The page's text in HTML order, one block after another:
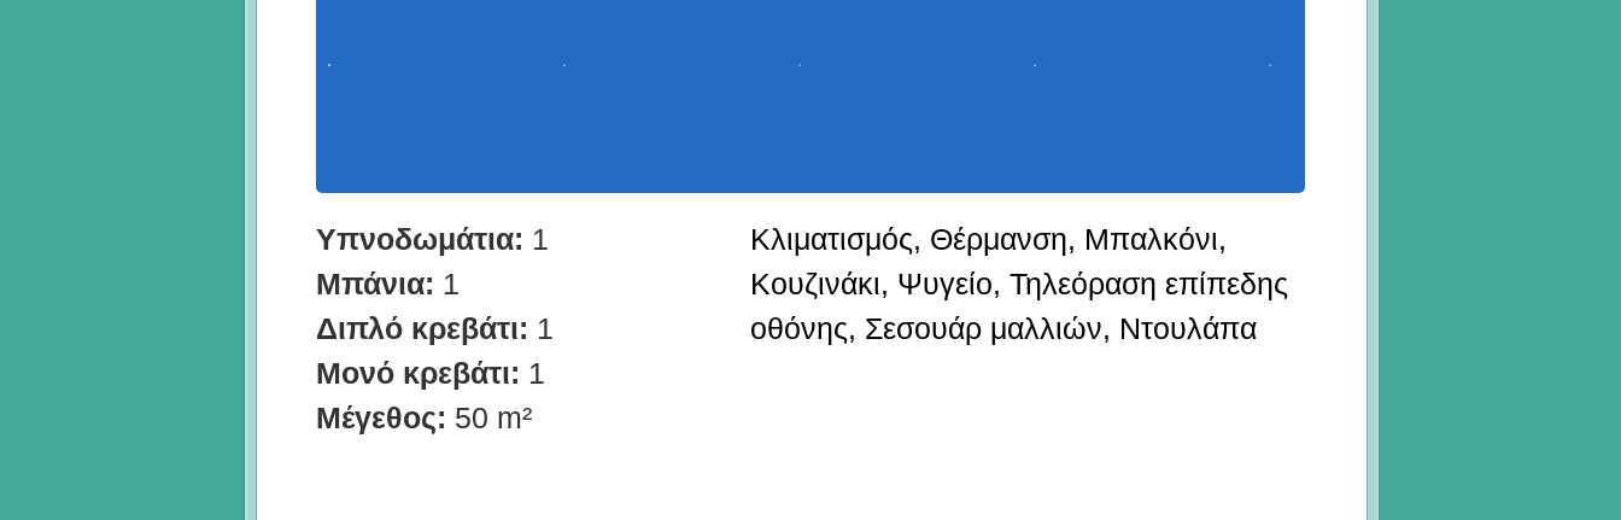
Υπνοδωμάτια: 1
Μπάνια: 1
Διπλό κρεβάτι: 1
Μονό κρεβάτι: 1
Μέγεθος: 50 m²
Κλιματισμός, Θέρμανση, Μπαλκόνι,
Κουζινάκι, Ψυγείο, Τηλεόραση επίπεδης
οθόνης, Σεσουάρ μαλλιών, Ντουλάπα